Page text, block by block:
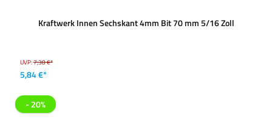
Kraftwerk Innen Sechskant 4mm Bit 70 mm 5/16 Zoll
UVP:7,38 €*
5,84 €*
- 20%